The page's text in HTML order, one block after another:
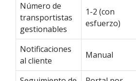
Número de
transportistas
gestionables
1-2 (con
esfuerzo)
Notificaciones
al cliente
Manual